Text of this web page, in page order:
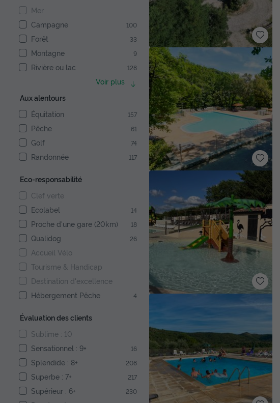
Mer
Campagne
100
Forêt 33
Montagne 9
Rivière ou lac 128
Voir plus
Aux alentours
Équitation
157
Pêche 61
Golf 74
Randonnée 117
Eco-responsabilité
Clef verte
Ecolabel
14
Proche d'une gare (20km) 18
Qualidog 26
Accueil Vélo
Tourisme & Handicap
Destination d'excellence
Hébergement Pêche
4
Évaluation des clients
Sublime : 10
Sensationnel : 9+
16
Splendide : 8+ 208
Superbe : 7+ 217
Supérieur : 6+ 230